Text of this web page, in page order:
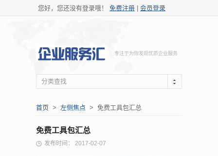
您好，您还没有登录哦！ 免费注册 会员登录
专注于为你发现优质企业服务
分类查找
首页 > 左侧焦点 > 免费工具包汇总
免费工具包汇总
发布时间： 2017-02-07